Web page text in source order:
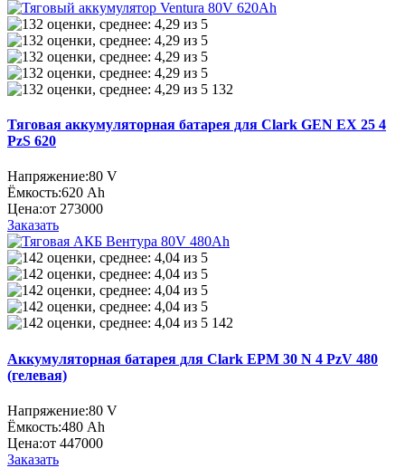
132
Тяговая аккумуляторная батарея для Clark GEN EX 25 4
PzS 620
Напряжение:80 V
Ёмкость:620 Ah
Цена:от 273000
Заказать
142
Аккумуляторная батарея для Clark EPM 30 N 4 PzV 480
(гелевая)
Напряжение:80 V
Ёмкость:480 Ah
Цена:от 447000
Заказать